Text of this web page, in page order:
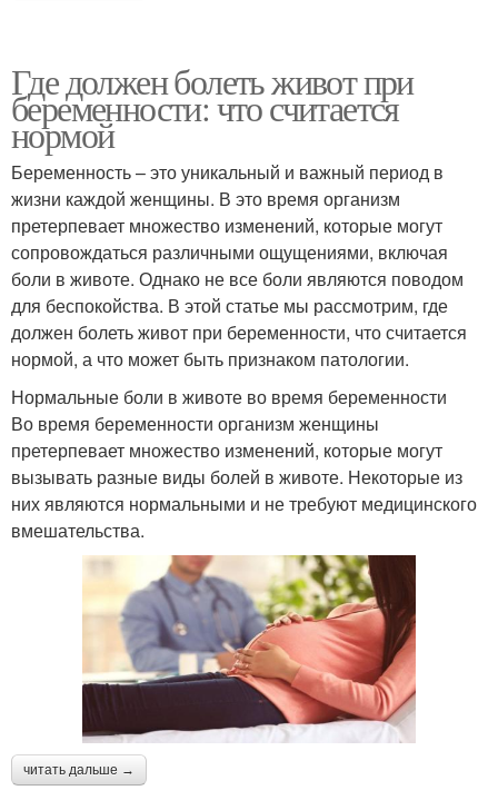
Где должен болеть живот при
беременности: что считается
нормой
Беременность – это уникальный и важный период в
жизни каждой женщины. В это время организм
претерпевает множество изменений, которые могут
сопровождаться различными ощущениями, включая
боли в животе. Однако не все боли являются поводом
для беспокойства. В этой статье мы рассмотрим, где
должен болеть живот при беременности, что считается
нормой, а что может быть признаком патологии.
Нормальные боли в животе во время беременности
Во время беременности организм женщины
претерпевает множество изменений, которые могут
вызывать разные виды болей в животе. Некоторые из
них являются нормальными и не требуют медицинского
вмешательства.
читать дальше →